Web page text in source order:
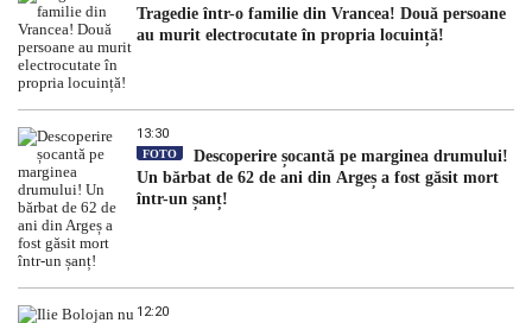
Tragedie într-o familie din Vrancea! Două persoane
au murit electrocutate în propria locuință!
13:30
FOTO
Descoperire șocantă pe marginea drumului!
Un bărbat de 62 de ani din Argeș a fost găsit mort
într-un șanț!
12:20